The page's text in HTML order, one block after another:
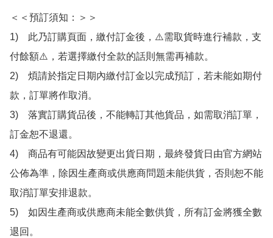
＜＜預訂須知：＞＞
1)　此乃訂購頁面，繳付訂金後，⚠️需取貨時進行補款，支
付餘額⚠️，若選擇繳付全款的話則無需再補款。
2)　煩請於指定日期內繳付訂金以完成預訂，若未能如期付
款，訂單將作取消。
3)　落實訂購貨品後，不能轉訂其他貨品，如需取消訂單，
訂金恕不退還。
4)　商品有可能因故變更出貨日期，最終發貨日由官方網站
公佈為準，除因生產商或供應商問題未能供貨，否則恕不能
取消訂單安排退款。
5)　如因生產商或供應商未能全數供貨，所有訂金將獲全數
退回。